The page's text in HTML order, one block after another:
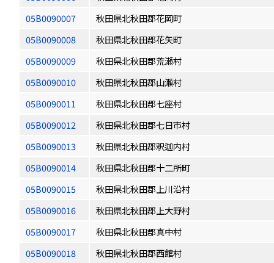
05B0090007
秋田県北秋田郡花岡町
05B0090008
秋田県北秋田郡花矢町
05B0090009
秋田県北秋田郡荒瀬村
05B0090010
秋田県北秋田郡山瀬村
05B0090011
秋田県北秋田郡七座村
05B0090012
秋田県北秋田郡七日市村
05B0090013
秋田県北秋田郡釈迦内村
05B0090014
秋田県北秋田郡十二所町
05B0090015
秋田県北秋田郡上川沿村
05B0090016
秋田県北秋田郡上大野村
05B0090017
秋田県北秋田郡真中村
05B0090018
秋田県北秋田郡西館村